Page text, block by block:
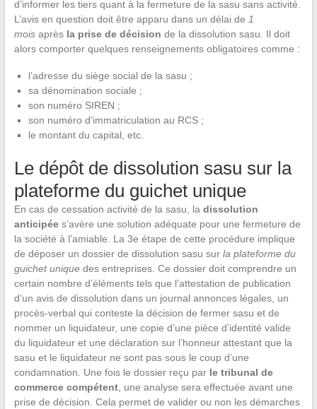
d’informer les tiers quant à la fermeture de la sasu sans activité.
L’avis en question doit être apparu dans un délai de 1
moisaprès la prise de décision de la dissolution sasu. Il doit
alors comporter quelques renseignements obligatoires comme :
l’adresse du siège social de la sasu ;
sa dénomination sociale ;
son numéro SIREN ;
son numéro d’immatriculation au RCS ;
le montant du capital, etc.
Le dépôt de dissolution sasu sur la
plateforme du guichet unique
En cas de cessation activité de la sasu, la dissolution
anticipées’avère une solution adéquate pour une fermeture de
la société à l’amiable. La 3e étape de cette procédure implique
de déposer un dossier de dissolution sasu sur la plateforme du
guichet uniquedes entreprises. Ce dossier doit comprendre un
certain nombre d’éléments tels que l’attestation de publication
d’un avis de dissolution dans un journal annonces légales, un
procès-verbal qui conteste la décision de fermer sasu et de
nommer un liquidateur, une copie d’une pièce d’identité valide
du liquidateur et une déclaration sur l’honneur attestant que la
sasu et le liquidateur ne sont pas sous le coup d’une
condamnation. Une fois le dossier reçu par le tribunal de
commerce compétent, une analyse sera effectuée avant une
prise de décision. Cela permet de valider ou non les démarches